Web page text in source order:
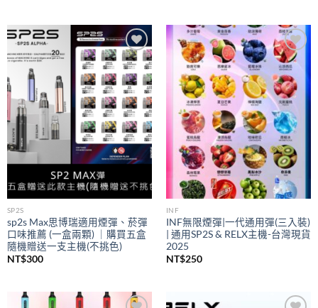
Add to
wishlist
SP2S
sp2s Max思博瑞適用煙彈、菸彈
口味推薦 (一盒兩顆) ｜購買五盒
隨機贈送一支主機(不挑色)
NT$300
Add to
wishlist
INF
INF無限煙彈|一代通用彈(三入裝)
| 通用SP2S & RELX主機-台灣現貨
2025
NT$250